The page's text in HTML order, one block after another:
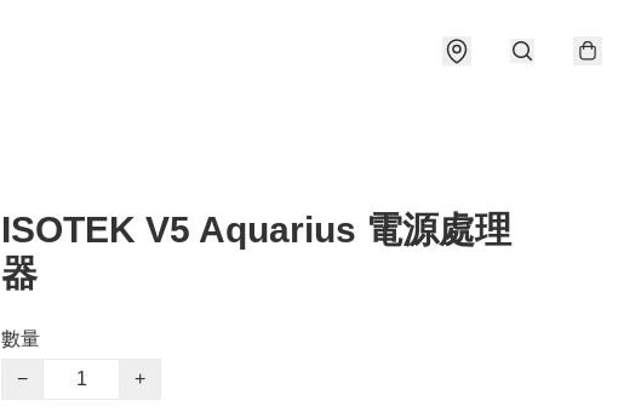
ISOTEK V5 Aquarius 電源處理
器
數量
−
+